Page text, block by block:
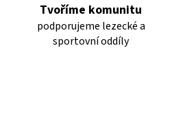
Tvoříme komunitu
podporujeme lezecké a
sportovní oddíly